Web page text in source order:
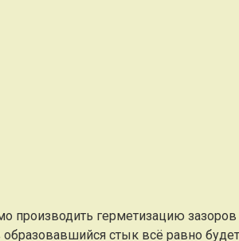
производить герметизацию
стык всё равно